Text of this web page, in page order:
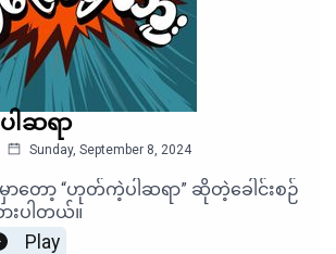
ဆရာ
Sunday, September 8, 2024
တော့ “ဟုတ်ကဲ့ပါဆရာ” ဆိုတဲ့ခေါင်းစဉ်
းပါတယ်။
Play